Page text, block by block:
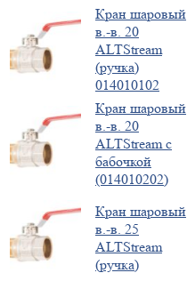
Кран шаровый
в.-в. 20
ALTStream
(ручка)
014010102
Кран шаровый
в.-в. 20
ALTStream с
бабочкой
(014010202)
Кран шаровый
в.-в. 25
ALTStream
(ручка)